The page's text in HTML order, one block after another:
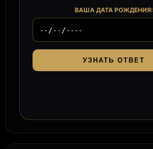
ВАША ДАТА РОЖДЕНИЯ:
УЗНАТЬ ОТВЕТ